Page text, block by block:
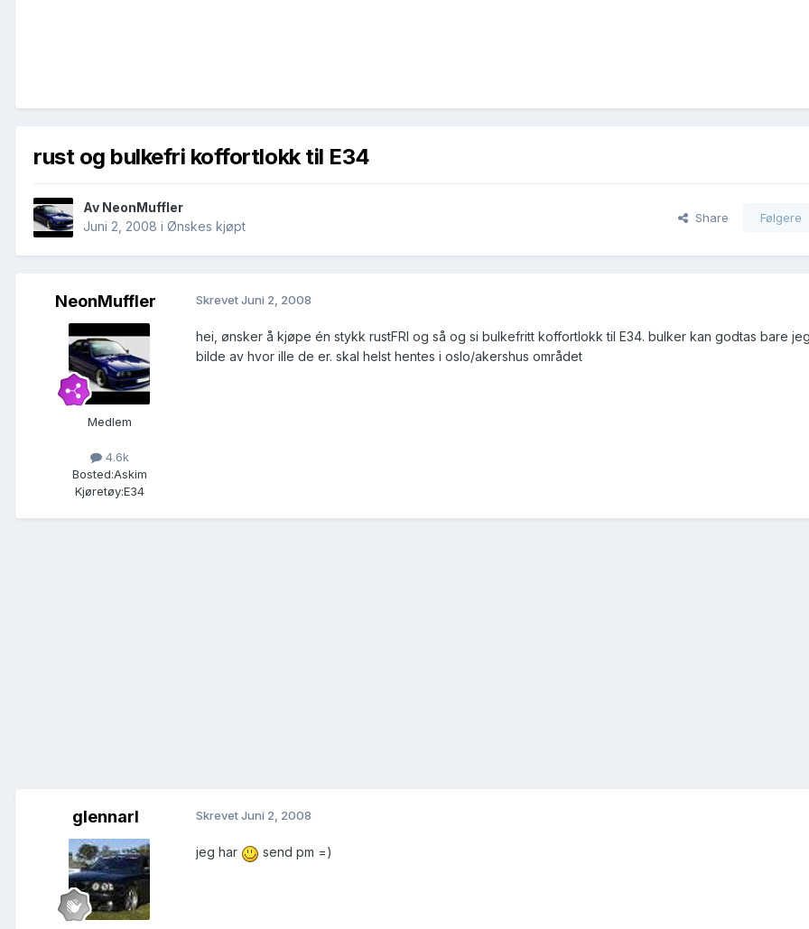
rust og bulkefri koffortlokk til E34
Av NeonMuffler
Juni 2, 2008 i Ønskes kjøpt
Share Følgere
NeonMuffler
Medlem
4.6k
Bosted:Askim
Kjøretøy:E34
SkrevetJuni 2, 2008
hei, ønsker å kjøpe én stykk rustFRI og så og si bulkefritt koffortlokk til E34. bulker kan godtas bare
bilde av hvor ille de er. skal helst hentes i oslo/akershus området
glennarl SkrevetJuni 2, 2008
jeg har send pm =)